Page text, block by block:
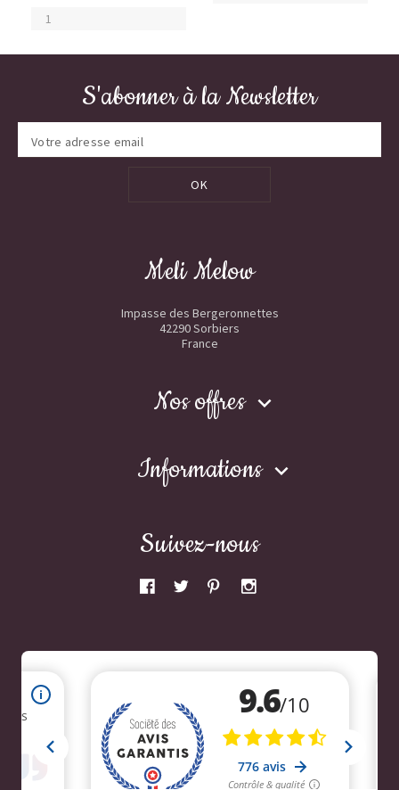
S'abonner à la Newsletter
OK
Meli Melow
Impasse des Bergeronnettes
42290 Sorbiers
France
Nos offres 
Informations 
Suivez-nous